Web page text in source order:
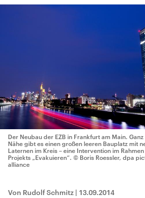
Der Neubau der EZB in Frankfurt am Main.
Nähe gibt es einen großen leeren Bauplatz mit
Laternen im Kreis – eine Intervention im
Projekts „Evakuieren“. © Boris Roessler, dpa
alliance
Von Rudolf Schmitz | 13.09.2014